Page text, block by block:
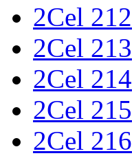
2Cel 212
2Cel 213
2Cel 214
2Cel 215
2Cel 216